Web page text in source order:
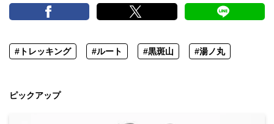
#トレッキング #ルート #黒斑山 #湯ノ丸
ピックアップ